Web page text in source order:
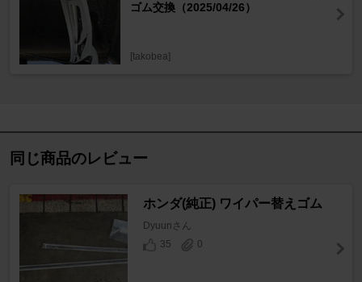
ゴム交換（2025/04/26）
[takobea]
同じ商品のレビュー
ホンダ(純正) ワイパー替えゴム
Dyuunさん
35
0